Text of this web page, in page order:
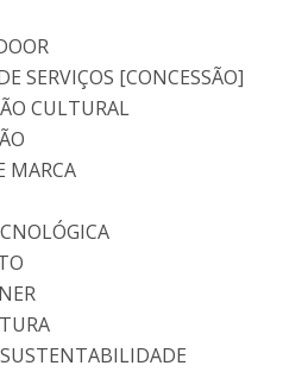
SERVIÇOS [CONCESSÃO]
CULTURAL
MARCA